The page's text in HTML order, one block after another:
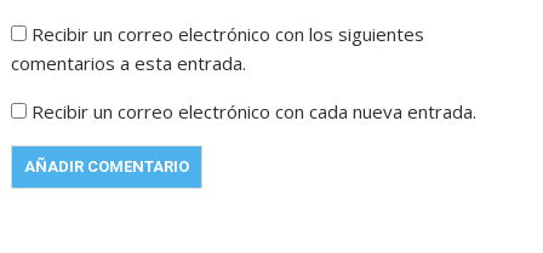
Recibir un correo electrónico con los siguientes
comentarios a esta entrada.
Recibir un correo electrónico con cada nueva entrada.